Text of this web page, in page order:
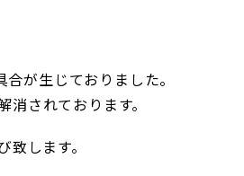
が生じておりました。
されております。
します。